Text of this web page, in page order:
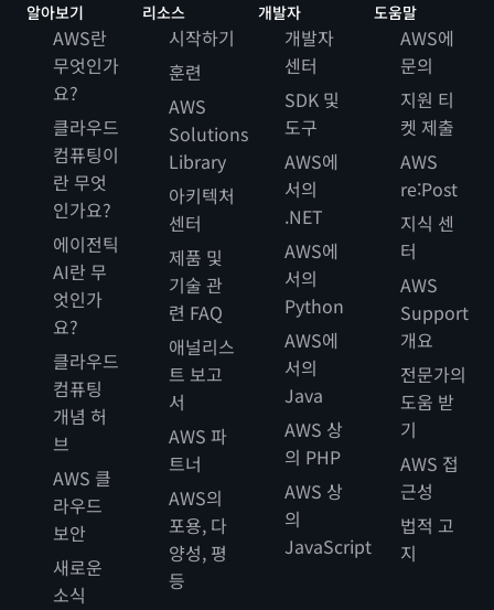
알아보기
AWS란
무엇인가
요?
클라우드
컴퓨팅이
란 무엇
인가요?
에이전틱
AI란 무
엇인가
요?
클라우드
컴퓨팅
개념 허
브
AWS 클
라우드
보안
새로운
소식
리소스
시작하기
훈련
AWS
Solutions
Library
아키텍처
센터
제품 및
기술 관
련 FAQ
애널리스
트 보고
서
AWS 파
트너
AWS의
포용, 다
양성, 평
등
개발자
개발자
센터
SDK 및
도구
AWS에
서의
.NET
AWS에
서의
Python
AWS에
서의
Java
AWS 상
의 PHP
AWS 상
의
JavaScript
도움말
AWS에
문의
지원 티
켓 제출
AWS
re:Post
지식 센
터
AWS
Support
개요
전문가의
도움 받
기
AWS 접
근성
법적 고
지